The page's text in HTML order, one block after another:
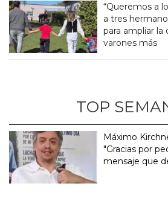
“Queremos a
a tres
para ampliar la
varones más
TOP
Máximo
"Gracias por
mensaje que